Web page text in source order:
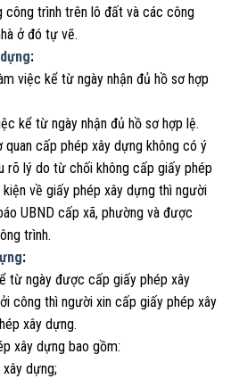
công trình trên lô đất và các công
ở đó tự vẽ.
:
việc kể từ ngày nhận đủ hồ sơ hợp
kể từ ngày nhận đủ hồ sơ hợp lệ.
quan cấp phép xây dựng không có ý
rõ lý do từ chối không cấp giấy phép
về giấy phép xây dựng thì người
UBND cấp xã, phường và được
trình.
:
từ ngày được cấp giấy phép xây
công thì người xin cấp giấy phép xây
xây dựng.
xây dựng bao gồm:
dựng;